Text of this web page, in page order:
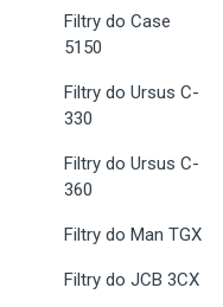
Filtry do Case
5150
Filtry do Ursus C-
330
Filtry do Ursus C-
360
Filtry do Man TGX
Filtry do JCB 3CX